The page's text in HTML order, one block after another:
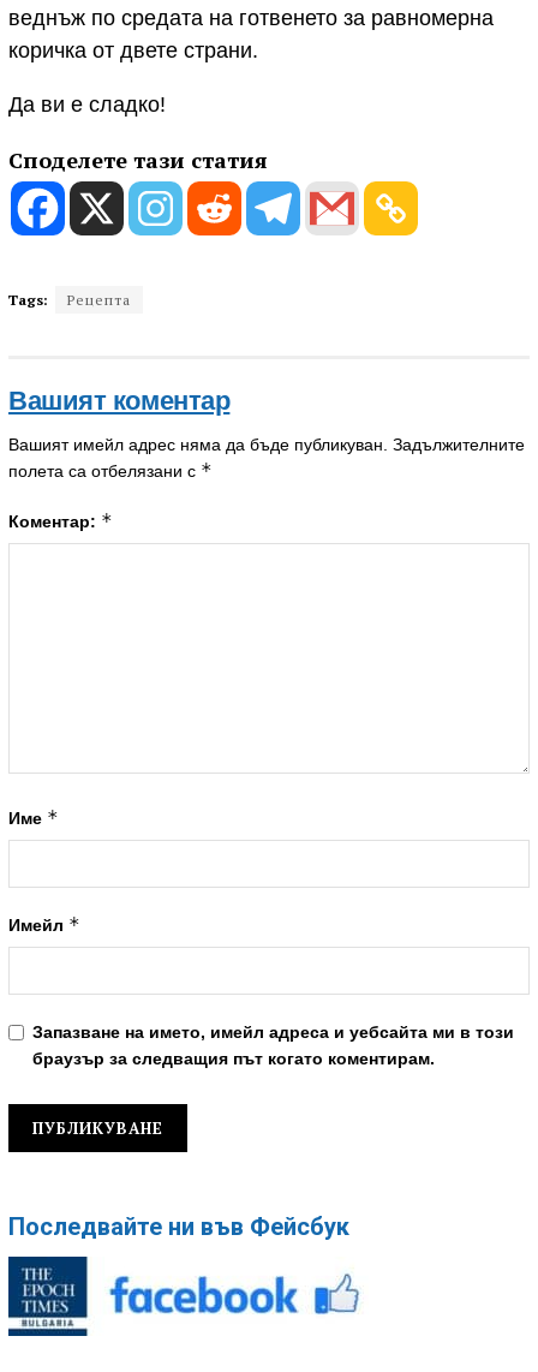
веднъж по средата на готвенето за равномерна
коричка от двете страни.
Да ви е сладко!
Споделете тази статия
Tags: Рецепта
Вашият коментар
Вашият имейл адрес няма да бъде публикуван. Задължителните
полета са отбелязани с *
Коментар: *
Име *
Имейл *
Запазване на името, имейл адреса и уебсайта ми в този
браузър за следващия път когато коментирам.
Последвайте ни във Фейсбук